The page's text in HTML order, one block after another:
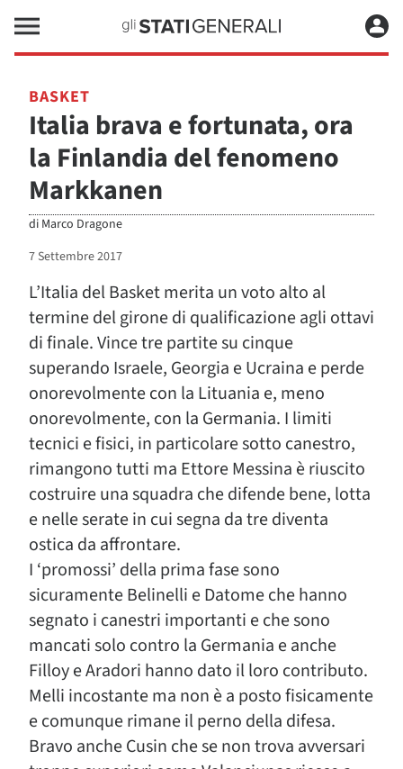
BASKET
Italia brava e fortunata, ora
la Finlandia del fenomeno
Markkanen
di Marco Dragone
7 Settembre 2017
L’Italia del Basket merita un voto alto al
termine del girone di qualificazione agli ottavi
di finale. Vince tre partite su cinque
superando Israele, Georgia e Ucraina e perde
onorevolmente con la Lituania e, meno
onorevolmente, con la Germania. I limiti
tecnici e fisici, in particolare sotto canestro,
rimangono tutti ma Ettore Messina è riuscito
costruire una squadra che difende bene, lotta
e nelle serate in cui segna da tre diventa
ostica da affrontare.
I ‘promossi’ della prima fase sono
sicuramente Belinelli e Datome che hanno
segnato i canestri importanti e che sono
mancati solo contro la Germania e anche
Filloy e Aradori hanno dato il loro contributo.
Melli incostante ma non è a posto fisicamente
e comunque rimane il perno della difesa.
Bravo anche Cusin che se non trova avversari